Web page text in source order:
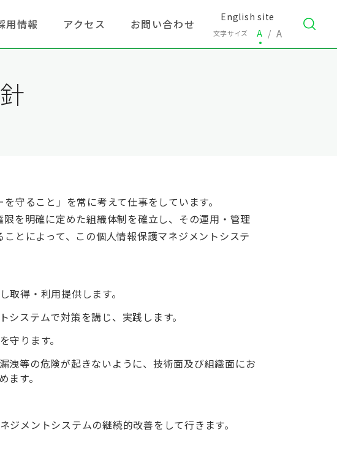
用情報 アクセス お問い合わせ
English site
文字サイズ A A
守ること」を常に考えて仕事をしています。
を明確に定めた組織体制を確立し、その運用・管理
とによって、この個人情報保護マネジメントシステ
得・利用提供します。
ステムで対策を講じ、実践します。
ります。
洩等の危険が起きないように、技術面及び組織面にお
す。
メントシステムの継続的改善をして行きます。